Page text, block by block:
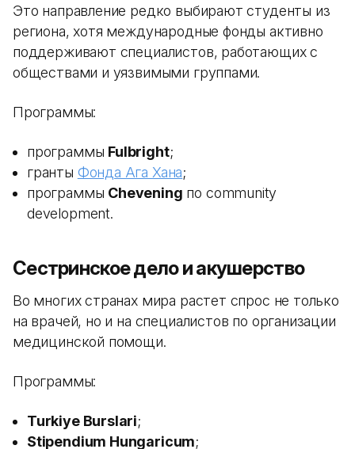
Это направление редко выбирают студенты из
региона, хотя международные фонды активно
поддерживают специалистов, работающих с
обществами и уязвимыми группами.
Программы:
программы Fulbright;
гранты Фонда Ага Хана;
программы Chevening по community
development.
Сестринское дело и акушерство
Во многих странах мира растет спрос не только
на врачей, но и на специалистов по организации
медицинской помощи.
Программы:
Turkiye Burslari;
Stipendium Hungaricum;